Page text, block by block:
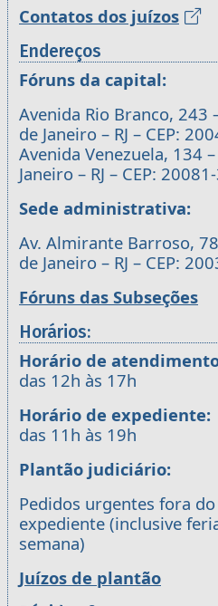
Contatos dos juízos
Endereços
Fóruns da capital:
Avenida Rio Branco, 243
de Janeiro – RJ – CEP:
Avenida Venezuela, 134
Janeiro – RJ – CEP:
Sede administrativa:
Av. Almirante Barroso,
de Janeiro – RJ – CEP:
Fóruns das Subseções
Horários:
Horário de
das 12h às 17h
Horário de expediente:
das 11h às 19h
Plantão judiciário:
Pedidos urgentes fora
expediente (inclusive
semana)
Juízos de plantão